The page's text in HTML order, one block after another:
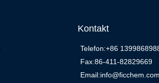
Kontakt
Telefon:+86
Fax:86-411-82829669
Email:info@ficchem.com